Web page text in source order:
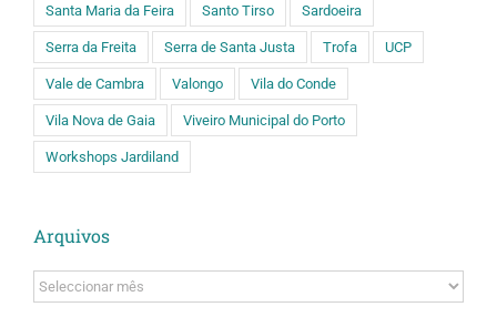
Santa Maria da Feira Santo Tirso Sardoeira
Serra da Freita Serra de Santa Justa Trofa UCP
Vale de Cambra Valongo Vila do Conde
Vila Nova de Gaia Viveiro Municipal do Porto
Workshops Jardiland
Arquivos
Arquivos